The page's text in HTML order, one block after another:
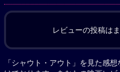
レビューの投稿は
「シャウト・アウト」を見た感